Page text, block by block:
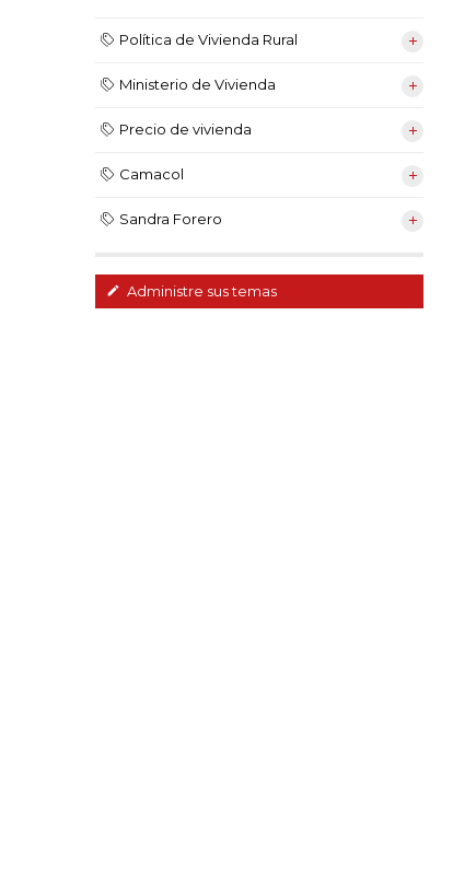
Política de Vivienda Rural
Ministerio de Vivienda
Precio de vivienda
Camacol
Sandra Forero
Administre sus temas